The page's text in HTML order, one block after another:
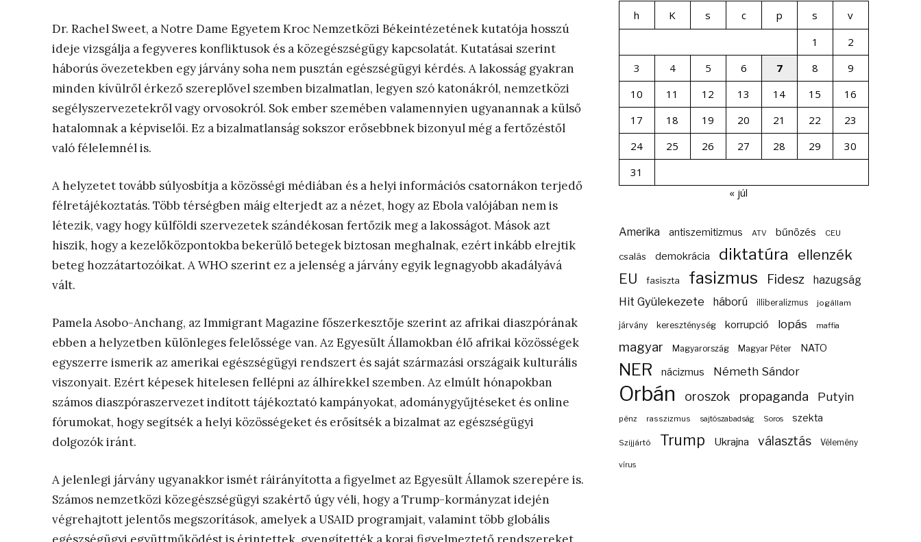
Dr. Rachel Sweet, a Notre Dame Egyetem Kroc Nemzetközi Békeintézetének kutatója hosszú
ideje vizsgálja a fegyveres konfliktusok és a közegészségügy kapcsolatát. Kutatásai szerint
háborús övezetekben egy járvány soha nem pusztán egészségügyi kérdés. A lakosság gyakran
minden kívülről érkező szereplővel szemben bizalmatlan, legyen szó katonákról, nemzetközi
segélyszervezetekről vagy orvosokról. Sok ember szemében valamennyien ugyanannak a külső
hatalomnak a képviselői. Ez a bizalmatlanság sokszor erősebbnek bizonyul még a fertőzéstől
való félelemnél is.
A helyzetet tovább súlyosbítja a közösségi médiában és a helyi információs csatornákon terjedő
félretájékoztatás. Több térségben máig elterjedt az a nézet, hogy az Ebola valójában nem is
létezik, vagy hogy külföldi szervezetek szándékosan fertőzik meg a lakosságot. Mások azt
hiszik, hogy a kezelőközpontokba bekerülő betegek biztosan meghalnak, ezért inkább elrejtik
beteg hozzátartozóikat. A WHO szerint ez a jelenség a járvány egyik legnagyobb akadályává
vált.
Pamela Asobo-Anchang, az Immigrant Magazine főszerkesztője szerint az afrikai diaszpórának
ebben a helyzetben különleges felelőssége van. Az Egyesült Államokban élő afrikai közösségek
egyszerre ismerik az amerikai egészségügyi rendszert és saját származási országaik kulturális
viszonyait. Ezért képesek hitelesen fellépni az álhírekkel szemben. Az elmúlt hónapokban
számos diaszpóraszervezet indított tájékoztató kampányokat, adománygyűjtéseket és online
fórumokat, hogy segítsék a helyi közösségeket és erősítsék a bizalmat az egészségügyi
dolgozók iránt.
A jelenlegi járvány ugyanakkor ismét ráirányította a figyelmet az Egyesült Államok szerepére is.
Számos nemzetközi közegészségügyi szakértő úgy véli, hogy a Trump-kormányzat idején
végrehajtott jelentős megszorítások, amelyek a USAID programjait, valamint több globális
h K s c p s
v
1
2
3
4 5 6 7 8
9
10
11 12 13 14 15
16
17
18 19 20 21 22
23
24
25 26 27 28 29
30
31
« júl
Amerika antiszemitizmus ATV bűnözés CEU
csalás demokrácia diktatúra ellenzék
EU fasiszta fasizmus Fidesz hazugság
Hit Gyülekezete háború illiberalizmus jogállam
járvány kereszténység korrupció lopás maffia
magyar Magyarország Magyar Péter NATO
NER nácizmus Németh Sándor
Orbán oroszok propaganda Putyin
pénz rasszizmus sajtószabadság Soros szekta
Szijjártó Trump Ukrajna választás Vélemény
vírus